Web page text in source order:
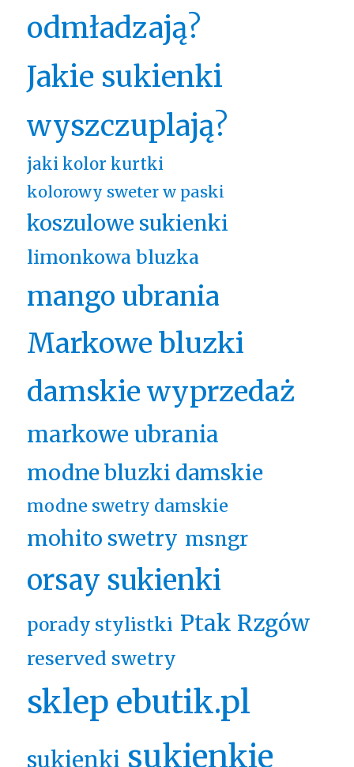
odmładzają?
Jakie sukienki
wyszczuplają?
jaki kolor kurtki
kolorowy sweter w paski
koszulowe sukienki
limonkowa bluzka
mango ubrania
Markowe bluzki
damskie wyprzedaż
markowe ubrania
modne bluzki damskie
modne swetry damskie
mohito swetry msngr
orsay sukienki
porady stylistki Ptak Rzgów
reserved swetry
sklep ebutik.pl
sukienki sukienkie